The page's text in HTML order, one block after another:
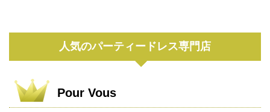
人気のパーティードレス専門店
Pour Vous